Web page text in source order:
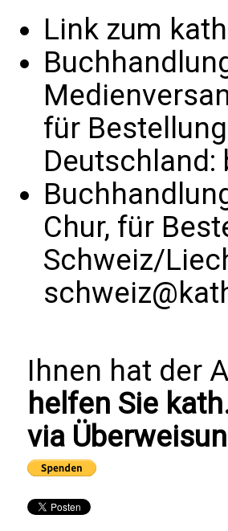
Link zum
für
Deutschland:
Chur, für
Schweiz/
Ihnen hat der
helfen Sie
via